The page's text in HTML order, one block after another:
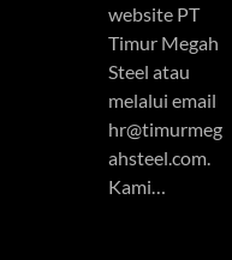
website PT
Timur Megah
Steel atau
melalui email
hr@timurmeg
ahsteel.com
Kami…